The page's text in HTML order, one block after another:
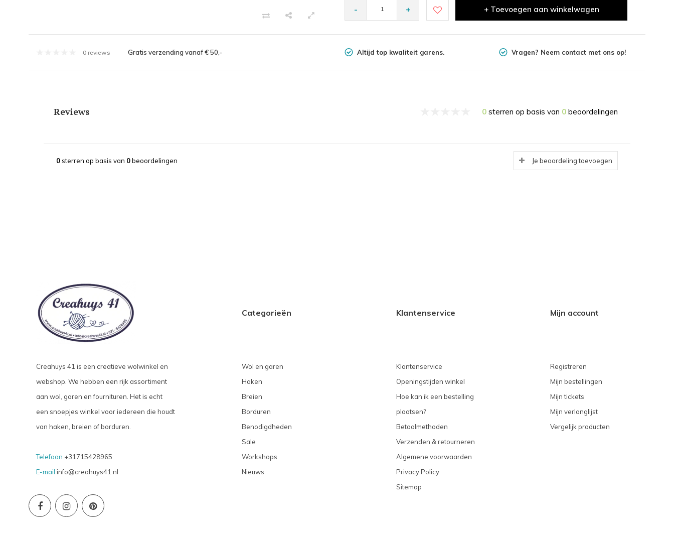
- + + Toevoegen aan winkelwagen
0 reviews Gratis verzending vanaf € 50,- Altijd top kwaliteit garens. Vragen? Neem contact met ons op!
Reviews 0 sterren op basis van 0 beoordelingen
0sterren op basis van 0beoordelingen Je beoordeling toevoegen
Creahuys 41 is een creatieve wolwinkel en
webshop. We hebben een rijk assortiment
aan wol, garen en fournituren. Het is echt
een snoepjes winkel voor iedereen die houdt
van haken, breien of borduren.
Telefoon +31715428965
E-mail info@creahuys41.nl
Categorieën
Wol en garen
Haken
Breien
Borduren
Benodigdheden
Sale
Workshops
Nieuws
Klantenservice
Klantenservice
Openingstijden winkel
Hoe kan ik een bestelling
plaatsen?
Betaalmethoden
Verzenden & retourneren
Algemene voorwaarden
Privacy Policy
Sitemap
Mijn account
Registreren
Mijn bestellingen
Mijn tickets
Mijn verlanglijst
Vergelijk producten